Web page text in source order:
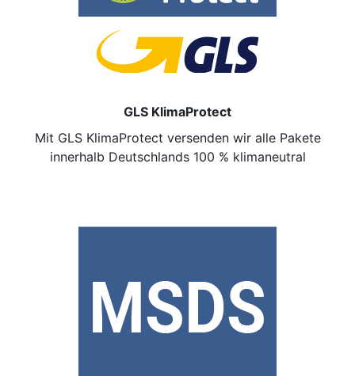
GLS KlimaProtect
Mit GLS KlimaProtect versenden wir alle Pakete
innerhalb Deutschlands 100 % klimaneutral